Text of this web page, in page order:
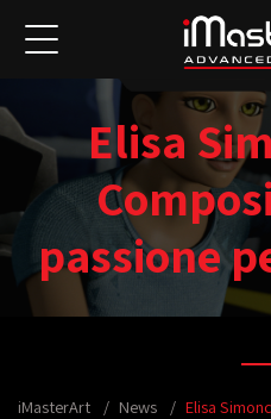
Elisa
passione
iMasterArt News
Elisa